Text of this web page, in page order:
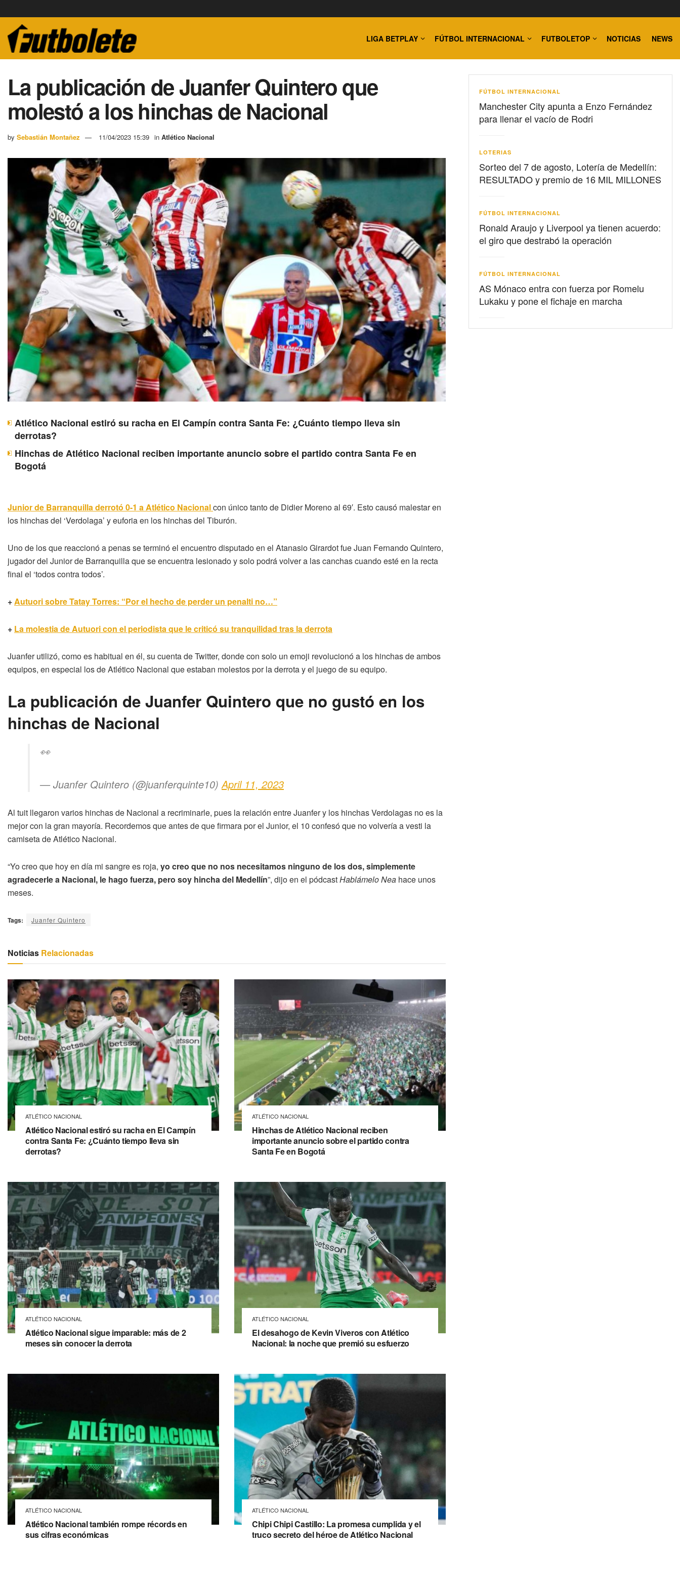
LIGA BETPLAY FÚTBOL INTERNACIONAL FUTBOLETOP NOTICIAS NEWS
La publicación de Juanfer Quintero que
molestó a los hinchas de Nacional
by Sebastián Montañez 11/04/2023 15:39 in Atlético Nacional
Atlético Nacional estiró su racha en El Campín contra Santa Fe: ¿Cuánto tiempo lleva sin
derrotas?
Hinchas de Atlético Nacional reciben importante anuncio sobre el partido contra Santa Fe en
Bogotá
Junior de Barranquilla derrotó 0-1 a Atlético Nacionalcon único tanto de Didier Moreno al 69′. Esto causó malestar en
los hinchas del ‘Verdolaga’ y euforia en los hinchas del Tiburón.
Uno de los que reaccionó a penas se terminó el encuentro disputado en el Atanasio Girardot fue Juan Fernando Quintero,
jugador del Junior de Barranquilla que se encuentra lesionado y solo podrá volver a las canchas cuando esté en la recta
final el ‘todos contra todos’.
+Autuori sobre Tatay Torres: “Por el hecho de perder un penalti no…”
+ La molestia de Autuori con el periodista que le criticó su tranquilidad tras la derrota
Juanfer utilizó, como es habitual en él, su cuenta de Twitter, donde con solo un emoji revolucionó a los hinchas de ambos
equipos, en especial los de Atlético Nacional que estaban molestos por la derrota y el juego de su equipo.
La publicación de Juanfer Quintero que no gustó en los
hinchas de Nacional
👀
— Juanfer Quintero (@juanferquinte10)April 11, 2023
Al tuit llegaron varios hinchas de Nacional a recriminarle, pues la relación entre Juanfer y los hinchas Verdolagas no es la
mejor con la gran mayoría. Recordemos que antes de que firmara por el Junior, el 10 confesó que no volvería a vesti la
camiseta de Atlético Nacional.
“Yo creo que hoy en día mi sangre es roja, yo creo que no nos necesitamos ninguno de los dos, simplemente
agradecerle a Nacional, le hago fuerza, pero soy hincha del Medellín”, dijo en el pódcastHablámelo Nea hace unos
meses.
Tags: Juanfer Quintero
Noticias Relacionadas
ATLÉTICO NACIONAL
Atlético Nacional estiró su racha en El Campín
contra Santa Fe: ¿Cuánto tiempo lleva sin
derrotas?
ATLÉTICO NACIONAL
Hinchas de Atlético Nacional reciben
importante anuncio sobre el partido contra
Santa Fe en Bogotá
ATLÉTICO NACIONAL
Atlético Nacional sigue imparable: más de 2
meses sin conocer la derrota
ATLÉTICO NACIONAL
El desahogo de Kevin Viveros con Atlético
Nacional: la noche que premió su esfuerzo
ATLÉTICO NACIONAL
Atlético Nacional también rompe récords en
sus cifras económicas
ATLÉTICO NACIONAL
Chipi Chipi Castillo: La promesa cumplida y el
truco secreto del héroe de Atlético Nacional
FÚTBOL INTERNACIONAL
Manchester City apunta a Enzo Fernández
para llenar el vacío de Rodri
LOTERIAS
Sorteo del 7 de agosto, Lotería de Medellín:
RESULTADO y premio de 16 MIL MILLONES
FÚTBOL INTERNACIONAL
Ronald Araujo y Liverpool ya tienen acuerdo:
el giro que destrabó la operación
FÚTBOL INTERNACIONAL
AS Mónaco entra con fuerza por Romelu
Lukaku y pone el fichaje en marcha